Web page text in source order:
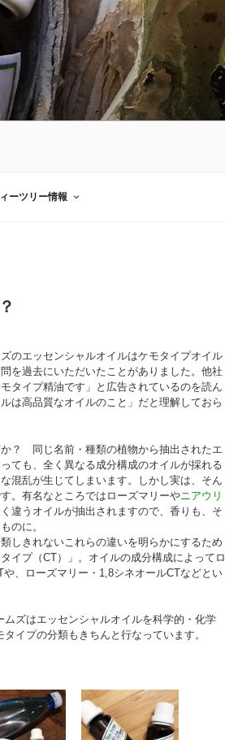
ーツリー情報
のエッセンシャルオイルはケモタイプオイル
を過去にいただいたことがありました。他社
タイプ精油です」と広告されているのを読ん
は高品質なオイルのこと」だと理解しておら
？ 同じ名前・種類の植物から抽出されたエ
ても、全く異なる成分構成のオイルが採れる
混乱が生じてしまいます。しかし実は、そん
。有名なところではローズマリーやニアウリ
違うオイルが抽出されますので、香りも、そ
のに。
しきれないこれらの違いを明らかにするため
イプ（CT）」。オイルの成分構成によってロ
、ローズマリー・1,8シネオールCTなどとい
ズはエッセンシャルオイルを科学的・化学
イプの分類もきちんと行なっています。